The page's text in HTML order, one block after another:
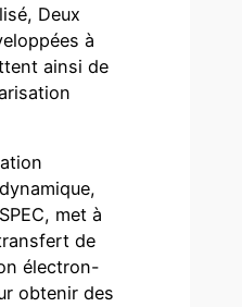
Deux
à
ainsi de
met à
de
électron-
obtenir des